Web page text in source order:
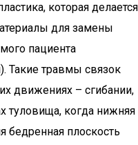
которая делается
для замены
пациента
Такие травмы связок
движениях – сгибании,
туловища, когда нижняя
бедренная плоскость